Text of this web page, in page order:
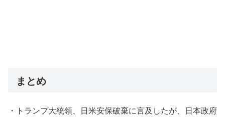
まとめ
・トランプ大統領、日米安保破棄に言及したが、日本政府